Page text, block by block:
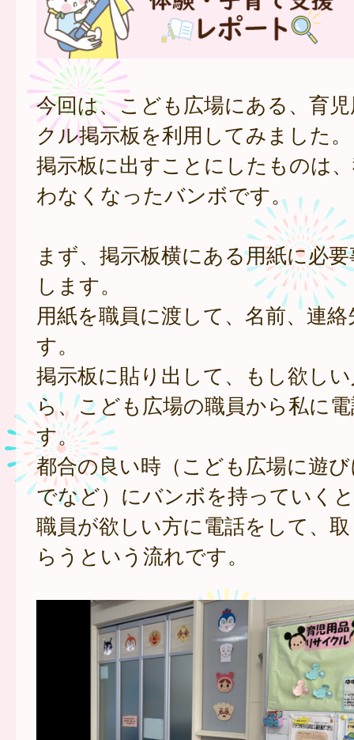
今回は、こども広場にある、育
クル掲示板を利用してみました。
掲示板に出すことにしたものは
わなくなったバンボです。
まず、掲示板横にある用紙に必
します。
用紙を職員に渡して、名前、連
す。
掲示板に貼り出して、もし欲し
ら、こども広場の職員から私に
す。
都合の良い時（こども広場に遊
でなど）にバンボを持っていく
職員が欲しい方に電話をして、
らうという流れです。